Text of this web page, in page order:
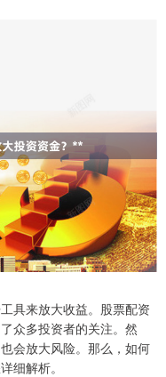
具来放大收益。股票配资
众多投资者的关注。然
会放大风险。那么，如何
细解析。